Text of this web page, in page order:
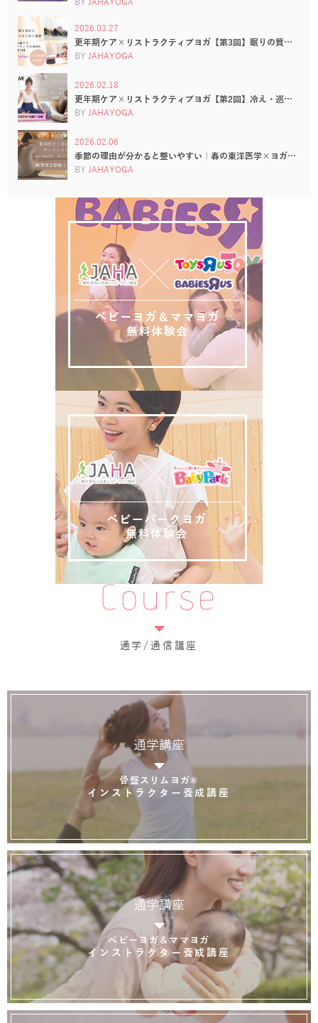
2026.03.27
更年期ケア×リストラクティブヨガ【第3回】眠りの質…
BY JAHAYOGA
2026.02.18
更年期ケア×リストラクティブヨガ【第2回】冷え・巡…
BY JAHAYOGA
2026.02.06
季節の理由が分かると整いやすい｜春の東洋医学×ヨガ…
BY JAHAYOGA
Course
通学/通信講座
通学講座
骨盤スリムヨガ®
インストラクター養成講座
通学講座
ベビーヨガ＆ママヨガ
インストラクター養成講座